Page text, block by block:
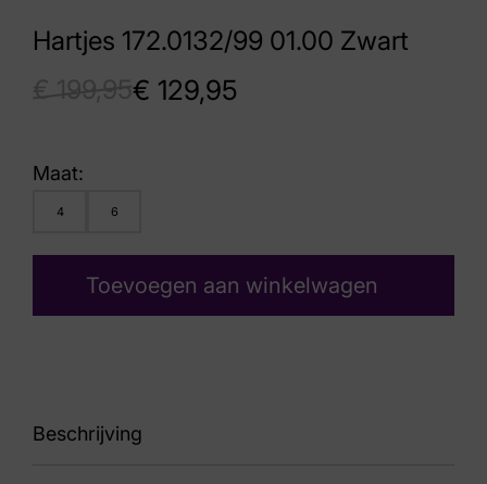
Hartjes 172.0132/99 01.00 Zwart
€ 129,95
Maat:
4 6
Toevoegen aan winkelwagen
Beschrijving